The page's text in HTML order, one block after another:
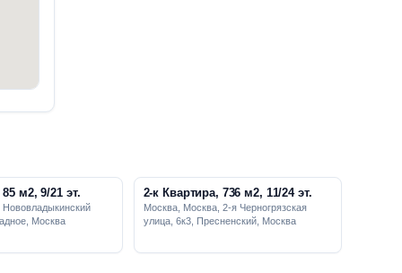
м2, 9/21 эт.
Москва
2-к Квартира, 736 м2, 11/24 эт.
Москва, Москва, 2-я Черногрязская
улица, 6к3, Пресненский, Москва